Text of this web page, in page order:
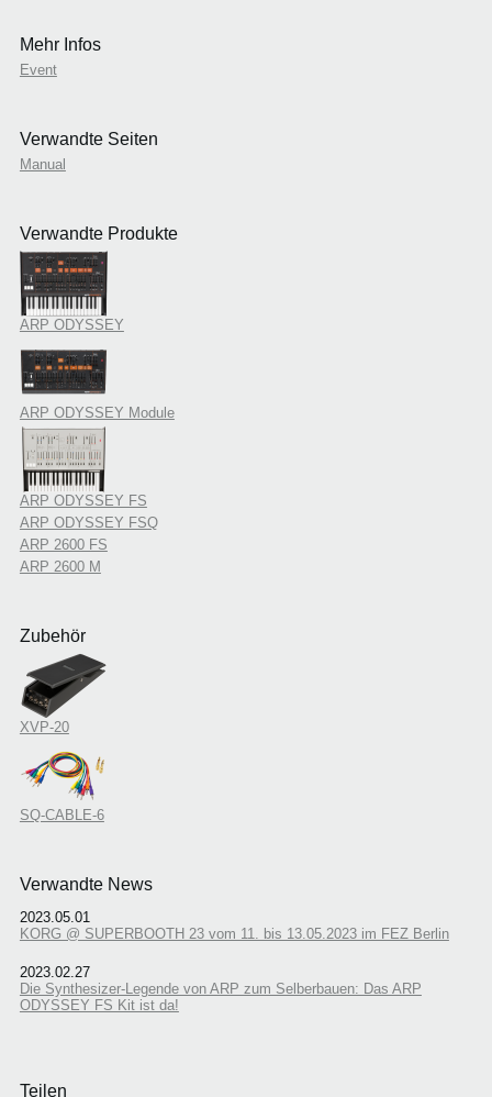
Mehr Infos
Event
Verwandte Seiten
Manual
Verwandte Produkte
ARP ODYSSEY
ARP ODYSSEY Module
ARP ODYSSEY FS
ARP ODYSSEY FSQ
ARP 2600 FS
ARP 2600 M
Zubehör
XVP-20
SQ-CABLE-6
Verwandte News
2023.05.01
KORG @ SUPERBOOTH 23 vom 11. bis 13.05.2023 im FEZ Berlin
2023.02.27
Die Synthesizer-Legende von ARP zum Selberbauen: Das ARP
ODYSSEY FS Kit ist da!
Teilen